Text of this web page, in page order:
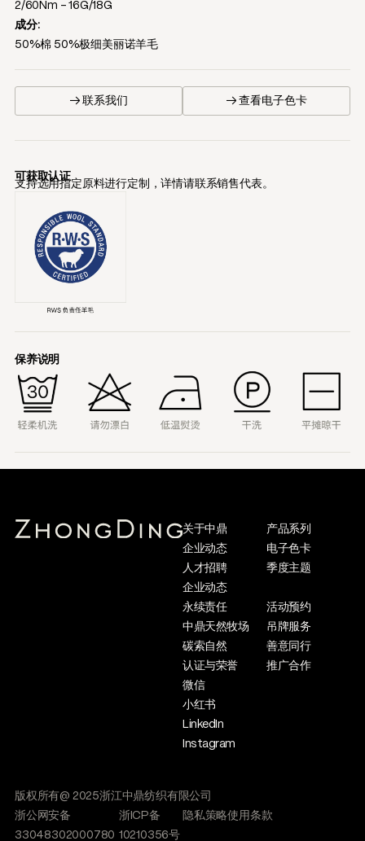
2/60Nm - 16G/18G
成分:
50%棉 50%极细美丽诺羊毛
→ 联系我们 → 查看电子色卡
可获取认证
支持选用指定原料进行定制，详情请联系销售代表。
保养说明
关于中鼎
企业动态
人才招聘
企业动态
产品系列
电子色卡
季度主题
永续责任
中鼎天然牧场
碳索自然
认证与荣誉
活动预约
吊牌服务
善意同行
推广合作
微信
小红书
LinkedIn
Instagram
版权所有@ 2025浙江中鼎纺织有限公司
浙公网安备
33048302000780
浙ICP备
10210356号
隐私策略使用条款